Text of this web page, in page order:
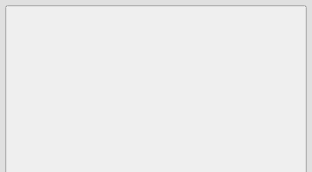
Zum